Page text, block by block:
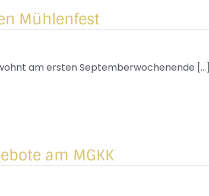
Mühlenfest
am ersten Septemberwochenende [...]
am MGKK